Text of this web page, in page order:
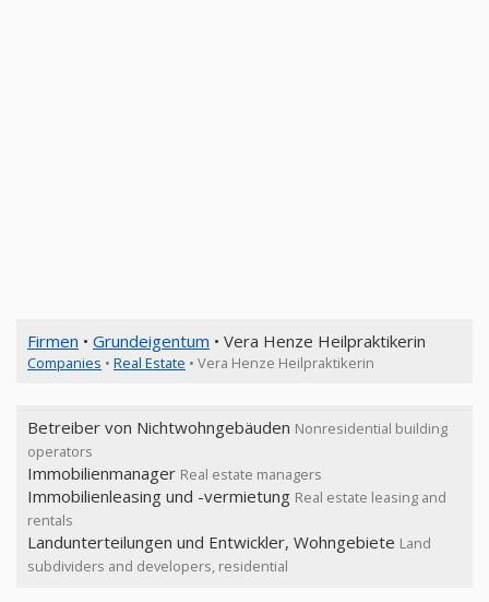
Firmen • Grundeigentum • Vera Henze Heilpraktikerin
Companies • Real Estate • Vera Henze Heilpraktikerin
Betreiber von Nichtwohngebäuden Nonresidential building
operators
Immobilienmanager Real estate managers
Immobilienleasing und -vermietung Real estate leasing and
rentals
Landunterteilungen und Entwickler, Wohngebiete Land
subdividers and developers, residential